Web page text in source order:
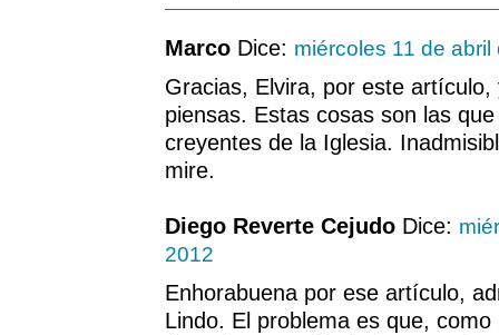
Marco Dice: miércoles 11 de abril
Gracias, Elvira, por este
piensas. Estas cosas son las
creyentes de la Iglesia.
mire.
Diego Reverte Cejudo Dice:
2012
Enhorabuena por ese artículo,
Lindo. El problema es que,